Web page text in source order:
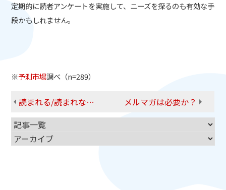
定期的に読者アンケートを実施して、ニーズを探るのも有効な手
段かもしれません。
※予測市場調べ（n=289）
読まれる/読まれない メルマガ開封の決め手は何？ メルマガは必要か？